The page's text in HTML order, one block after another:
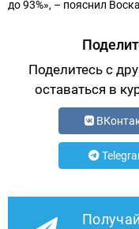
до 93%», – пояснил
Поделитесь с
оставаться в